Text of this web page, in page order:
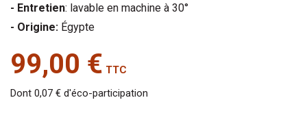
- Entretien: lavable en machine à 30°
- Origine: Égypte
99,00 € TTC
Dont 0,07 € d'éco-participation